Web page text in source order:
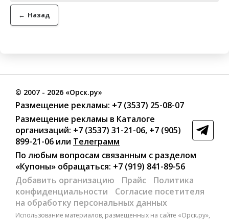
← Назад
© 2007 - 2026 «Орск.ру»
Размещение рекламы: +7 (3537) 25-08-07
Размещение рекламы в Каталоге
организаций: +7 (3537) 31-21-06, +7 (905)
899-21-06 или Телеграмм
По любым вопросам связанным с разделом
«Купоны» обращаться: +7 (919) 841-89-56
Добавить организацию
Прайс
Политика
конфиденциальности
Согласие посетителя
на обработку персональных данных
Использование материалов, размещенных на сайте «Орск.ру»,